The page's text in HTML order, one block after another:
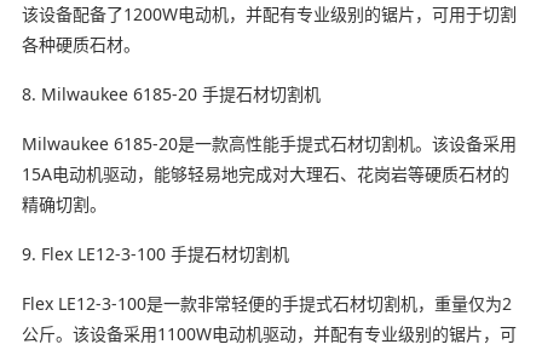
该设备配备了1200W电动机，并配有专业级别的锯片，可用于切割
各种硬质石材。
8. Milwaukee 6185-20 手提石材切割机
Milwaukee 6185-20是一款高性能手提式石材切割机。该设备采用
15A电动机驱动，能够轻易地完成对大理石、花岗岩等硬质石材的
精确切割。
9. Flex LE12-3-100 手提石材切割机
Flex LE12-3-100是一款非常轻便的手提式石材切割机，重量仅为2
公斤。该设备采用1100W电动机驱动，并配有专业级别的锯片，可